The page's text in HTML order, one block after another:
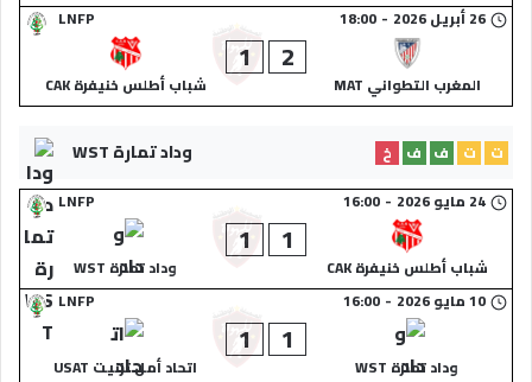
LNFP
26 أبريل 2026 -
18:00
المغرب التطواني MAT
2
1
شباب أطلس خنيفرة CAK
وداد تمارة WST ت ت ف ف
خ
LNFP
24 مايو 2026 -
16:00
شباب أطلس خنيفرة CAK
1
1
وداد تمارة WST
LNFP
10 مايو 2026 -
16:00
وداد تمارة WST
1
1
اتحاد أمل تزنيت USAT